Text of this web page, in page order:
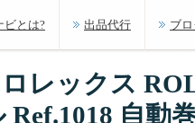
ビとは? 出品代行 ブ
レックス
自動